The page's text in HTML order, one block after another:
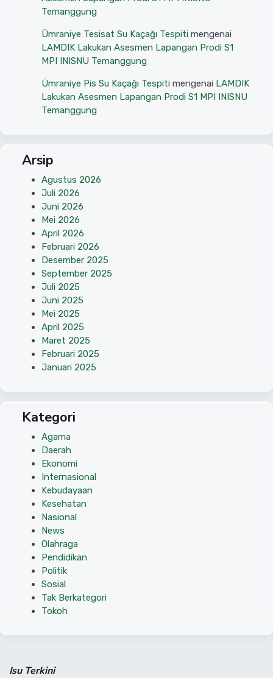
Temanggung
Ümraniye Tesisat Su Kaçağı Tespiti mengenai
LAMDIK Lakukan Asesmen Lapangan Prodi S1
MPI INISNU Temanggung
Ümraniye Pis Su Kaçağı Tespiti mengenai LAMDIK
Lakukan Asesmen Lapangan Prodi S1 MPI INISNU
Temanggung
Arsip
Agustus 2026
Juli 2026
Juni 2026
Mei 2026
April 2026
Februari 2026
Desember 2025
September 2025
Juli 2025
Juni 2025
Mei 2025
April 2025
Maret 2025
Februari 2025
Januari 2025
Kategori
Agama
Daerah
Ekonomi
Internasional
Kebudayaan
Kesehatan
Nasional
News
Olahraga
Pendidikan
Politik
Sosial
Tak Berkategori
Tokoh
Isu Terkini